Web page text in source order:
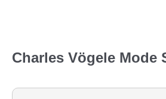
Charles Vögele Mode